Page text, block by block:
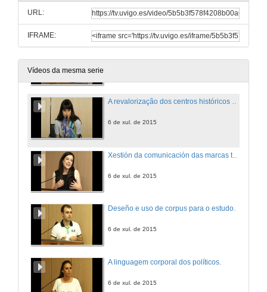
URL:
IFRAME:
Vídeos da mesma serie
6 de xul. de 2015
A dimensión de escoitar.
A revalorização dos centros históricos ou o retorno a uma identidade perdida.
6 de xul. de 2015
6 de xul. de 2015
Deseño e uso de corpus para o estudo da metáfora na súa tradución.
6 de xul. de 2015
A linguagem corporal dos políticos.
6 de xul. de 2015